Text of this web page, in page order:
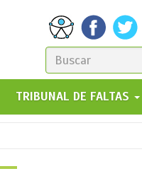
DE
GO!
TRIBUNAL DE FALTAS